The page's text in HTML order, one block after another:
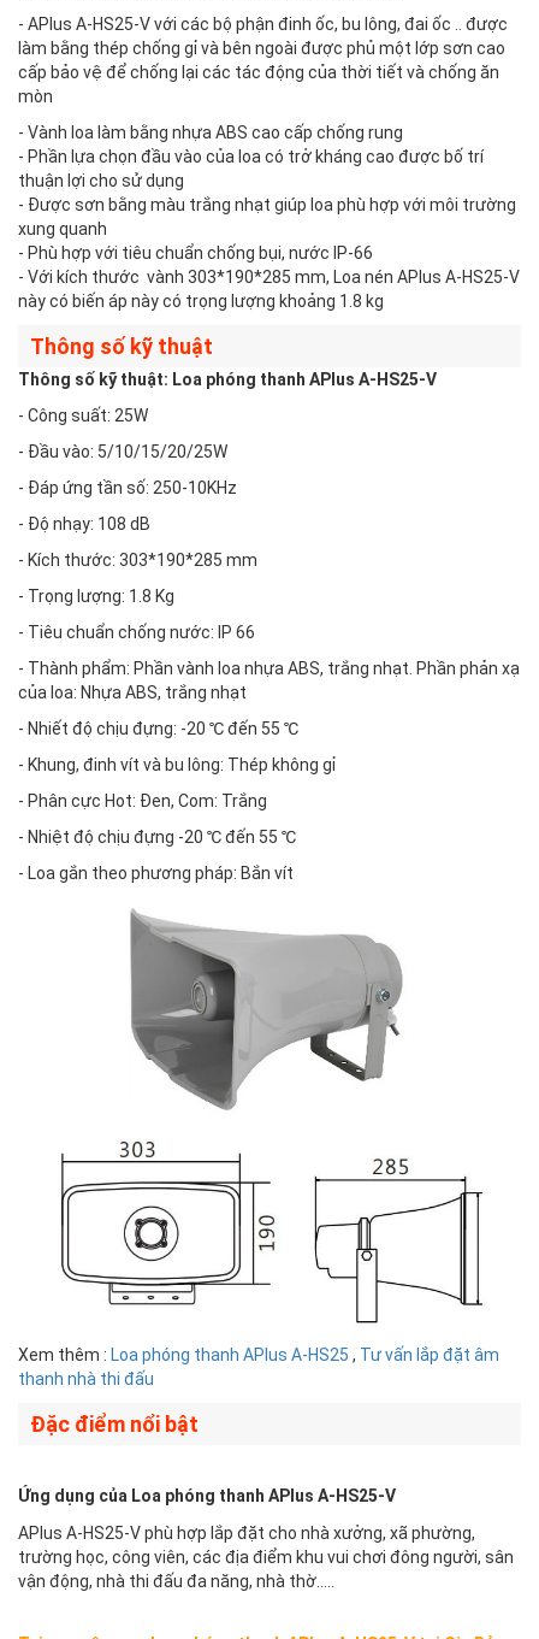
- APlus A-HS25-V với các bộ phận đinh ốc, bu lông, đai ốc .. được
làm bằng thép chống gỉ và bên ngoài được phủ một lớp sơn cao
cấp bảo vệ để chống lại các tác động của thời tiết và chống ăn
mòn
- Vành loa làm bằng nhựa ABS cao cấp chống rung
- Phần lựa chọn đầu vào của loa có trở kháng cao được bố trí
thuận lợi cho sử dụng
- Được sơn bằng màu trắng nhạt giúp loa phù hợp với môi trường
xung quanh
- Phù hợp với tiêu chuẩn chống bụi, nước IP-66
- Với kích thước vành 303*190*285 mm, Loa nén APlus A-HS25-V
này có biến áp này có trọng lượng khoảng 1.8 kg
Thông số kỹ thuật
Thông số kỹ thuật: Loa phóng thanh APlus A-HS25-V
- Công suất: 25W
- Đầu vào: 5/10/15/20/25W
- Đáp ứng tần số: 250-10KHz
- Độ nhạy: 108 dB
- Kích thước: 303*190*285 mm
- Trọng lượng: 1.8 Kg
- Tiêu chuẩn chống nước: IP 66
- Thành phẩm: Phần vành loa nhựa ABS, trắng nhạt. Phần phản xạ
của loa: Nhựa ABS, trắng nhạt
- Nhiết độ chịu đựng: -20 ℃ đến 55 ℃
- Khung, đinh vít và bu lông: Thép không gỉ
- Phân cực Hot: Đen, Com: Trắng
- Nhiệt độ chịu đựng -20 ℃ đến 55 ℃
- Loa gắn theo phương pháp: Bắn vít
Xem thêm : Loa phóng thanh APlus A-HS25 , Tư vấn lắp đặt âm
thanh nhà thi đấu
Đặc điểm nổi bật
Ứng dụng của Loa phóng thanh APlus A-HS25-V
APlus A-HS25-V phù hợp lắp đặt cho nhà xưởng, xã phường,
trường học, công viên, các địa điểm khu vui chơi đông người, sân
vận động, nhà thi đấu đa năng, nhà thờ…..